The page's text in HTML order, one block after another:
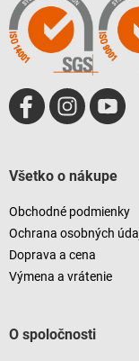
Všetko o nákupe
Obchodné podmienky
Ochrana osobných
Doprava a cena
Výmena a vrátenie
O spoločnosti